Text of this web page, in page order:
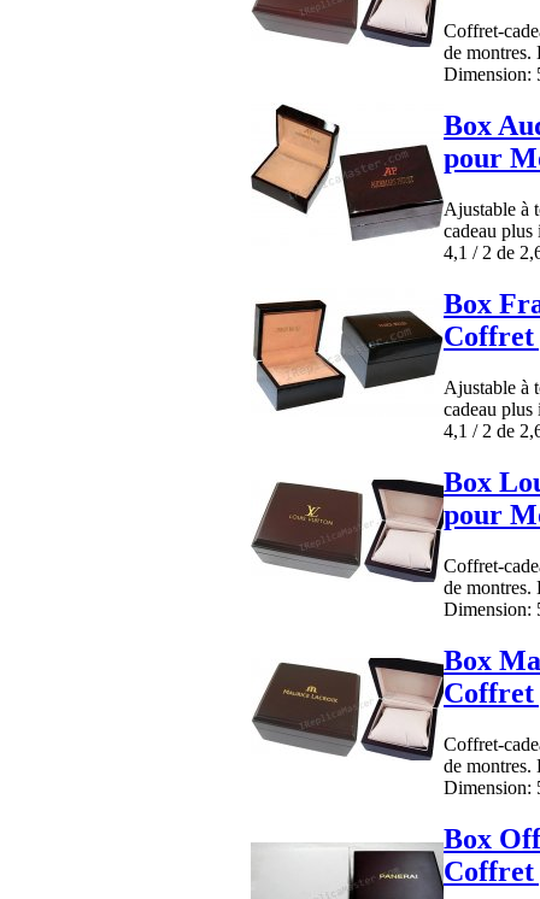
Coffret-
de montres.
Dimension:
Box
pour
Ajustable à
cadeau
4,1 / 2 de
Box
Coffret
Ajustable à
cadeau
4,1 / 2 de
Box
pour
Coffret-
de montres.
Dimension:
Box
Coffret
Coffret-
de montres.
Dimension:
Box
Coffret